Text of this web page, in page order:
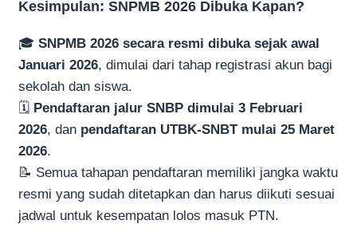
Kesimpulan: SNPMB 2026 Dibuka Kapan?
🎓 SNPMB 2026 secara resmi dibuka sejak awal
Januari 2026, dimulai dari tahap registrasi akun bagi
sekolah dan siswa.
🗓 Pendaftaran jalur SNBP dimulai 3 Februari
2026, dan pendaftaran UTBK-SNBT mulai 25 Maret
2026.
📝 Semua tahapan pendaftaran memiliki jangka waktu
resmi yang sudah ditetapkan dan harus diikuti sesuai
jadwal untuk kesempatan lolos masuk PTN.